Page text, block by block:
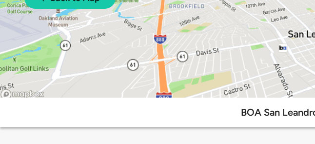
BOA San